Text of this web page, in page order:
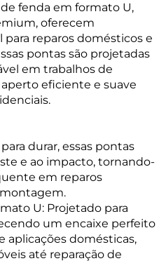
fenda em formato U,
oferecem
reparos domésticos e
pontas são projetadas
em trabalhos de
eficiente e suave
durar, essas pontas
e ao impacto, tornando-
em reparos
U: Projetado para
um encaixe perfeito
aplicações domésticas,
até reparação de